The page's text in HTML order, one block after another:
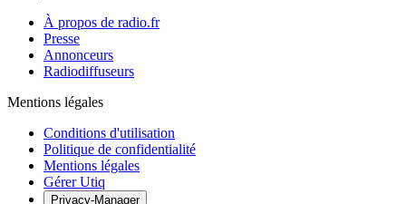
À propos de radio.fr
Presse
Annonceurs
Radiodiffuseurs
Mentions légales
Conditions d'utilisation
Politique de confidentialité
Mentions légales
Gérer Utiq
Privacy-Manager